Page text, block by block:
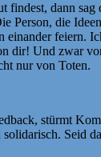
findest, dann sag
Person, die
einander feiern.
dir! Und zwar
nur von Toten.
stürmt
solidarisch. Seid